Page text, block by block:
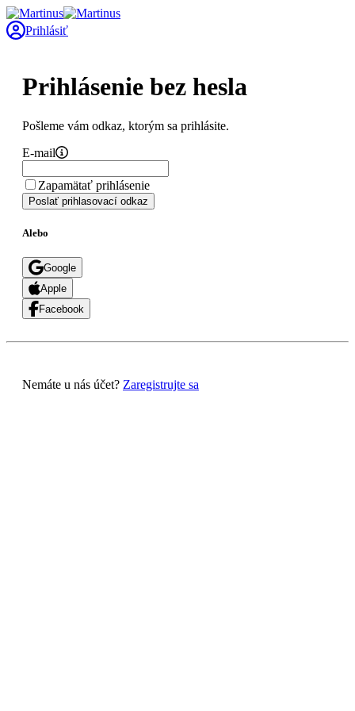
Prihlásiť
Prihlásenie bez hesla
Pošleme vám odkaz, ktorým sa prihlásite.
E-mail
Zapamätať prihlásenie
Poslať prihlasovací odkaz
Alebo
Google
Apple
Facebook
Nemáte u nás účet? Zaregistrujte sa